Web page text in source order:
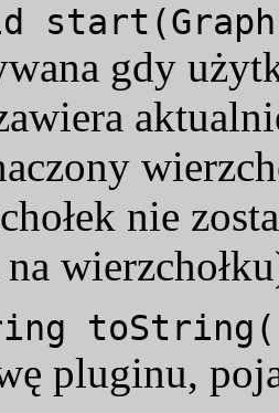
gdy
nie
pluginu,